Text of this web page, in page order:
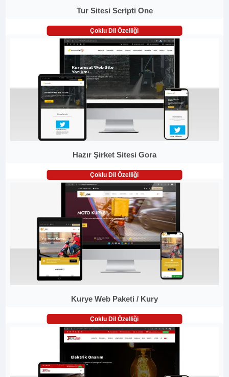
Tur Sitesi Scripti One
Çoklu Dil Özelliği
Hazır Şirket Sitesi Gora
Çoklu Dil Özelliği
Kurye Web Paketi / Kury
Çoklu Dil Özelliği